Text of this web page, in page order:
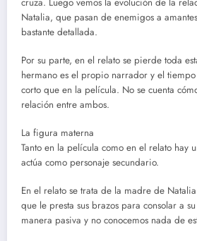
Natalia, que pasan de enemigos a
bastante detallada.
Por su parte, en el relato se pierde toda
hermano es el propio narrador y el
corto que en la película. No se cuenta
relación entre ambos.
La figura materna
Tanto en la película como en el relato hay
actúa como personaje secundario.
En el relato se trata de la madre de
que le presta sus brazos para consolar a
manera pasiva y no conocemos nada de